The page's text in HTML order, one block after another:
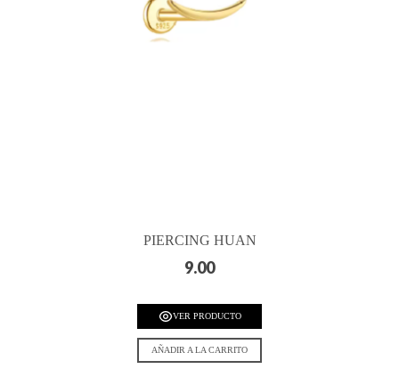
PIERCING HUAN
9.00
VER PRODUCTO
AÑADIR A LA CARRITO